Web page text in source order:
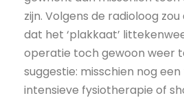
zijn. Volgens de radioloog
dat het ‘plakkaat’
operatie toch gewoon weer
suggestie: misschien nog
intensieve fysiotherapie of